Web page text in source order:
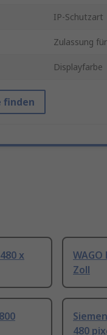
IP-Schutzart
Zulassung
Displayfarbe
finden
x
Zoll
480